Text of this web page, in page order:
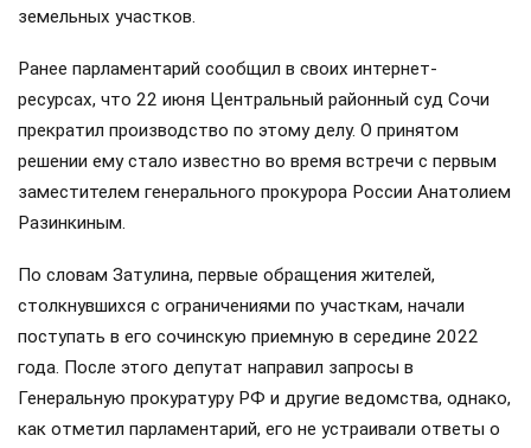
земельных участков.
Ранее парламентарий сообщил в своих интернет-
ресурсах, что 22 июня Центральный районный суд Сочи
прекратил производство по этому делу. О принятом
решении ему стало известно во время встречи с первым
заместителем генерального прокурора России Анатолием
Разинкиным.
По словам Затулина, первые обращения жителей,
столкнувшихся с ограничениями по участкам, начали
поступать в его сочинскую приемную в середине 2022
года. После этого депутат направил запросы в
Генеральную прокуратуру РФ и другие ведомства, однако,
как отметил парламентарий, его не устраивали ответы о